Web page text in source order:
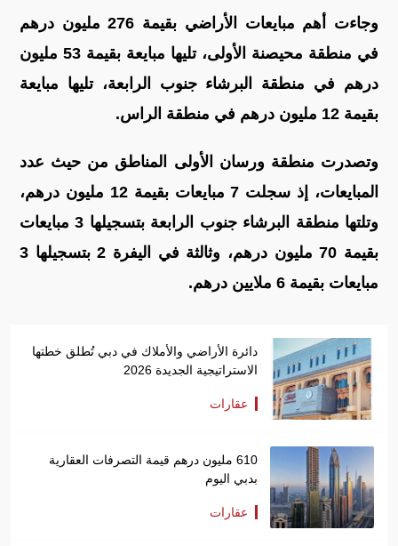
وجاءت أهم مبايعات الأراضي بقيمة 276 مليون درهم
في منطقة محيصنة الأولى، تليها مبايعة بقيمة 53 مليون
درهم في منطقة البرشاء جنوب الرابعة، تليها مبايعة
بقيمة 12 مليون درهم في منطقة الراس.
وتصدرت منطقة ورسان الأولى المناطق من حيث عدد
المبايعات، إذ سجلت 7 مبايعات بقيمة 12 مليون درهم،
وتلتها منطقة البرشاء جنوب الرابعة بتسجيلها 3 مبايعات
بقيمة 70 مليون درهم، وثالثة في اليفرة 2 بتسجيلها 3
مبايعات بقيمة 6 ملايين درهم.
دائرة الأراضي والأملاك في دبي تُطلق خطتها
الاستراتيجية الجديدة 2026
عقارات
610 مليون درهم قيمة التصرفات العقارية
بدبي اليوم
عقارات